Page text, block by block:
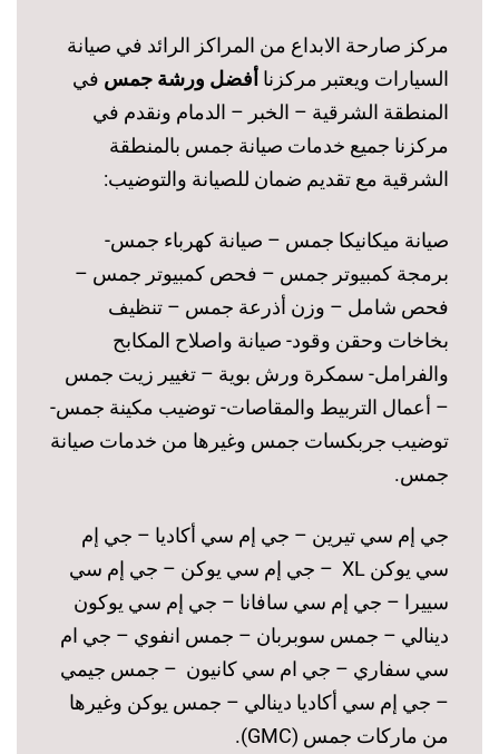
مركز صارحة الابداع من المراكز الرائد في صيانة
السيارات ويعتبر مركزنا أفضل ورشة جمس في
المنطقة الشرقية – الخبر – الدمام ونقدم في
مركزنا جميع خدمات صيانة جمس بالمنطقة
الشرقية مع تقديم ضمان للصيانة والتوضيب:
صيانة ميكانيكا جمس – صيانة كهرباء جمس-
برمجة كمبيوتر جمس – فحص كمبيوتر جمس –
فحص شامل – وزن أذرعة جمس – تنظيف
بخاخات وحقن وقود- صيانة واصلاح المكابح
والفرامل- سمكرة ورش بوية – تغيير زيت جمس
– أعمال التربيط والمقاصات- توضيب مكينة جمس-
توضيب جربكسات جمس وغيرها من خدمات صيانة
جمس.
جي إم سي تيرين – جي إم سي أكاديا – جي إم
سي يوكن XL – جي إم سي يوكن – جي إم سي
سييرا – جي إم سي سافانا – جي إم سي يوكون
دينالي – جمس سوبربان – جمس انفوي – جي ام
سي سفاري – جي ام سي كانيون – جمس جيمي
– جي إم سي أكاديا دينالي – جمس يوكن وغيرها
من ماركات جمس (GMC).